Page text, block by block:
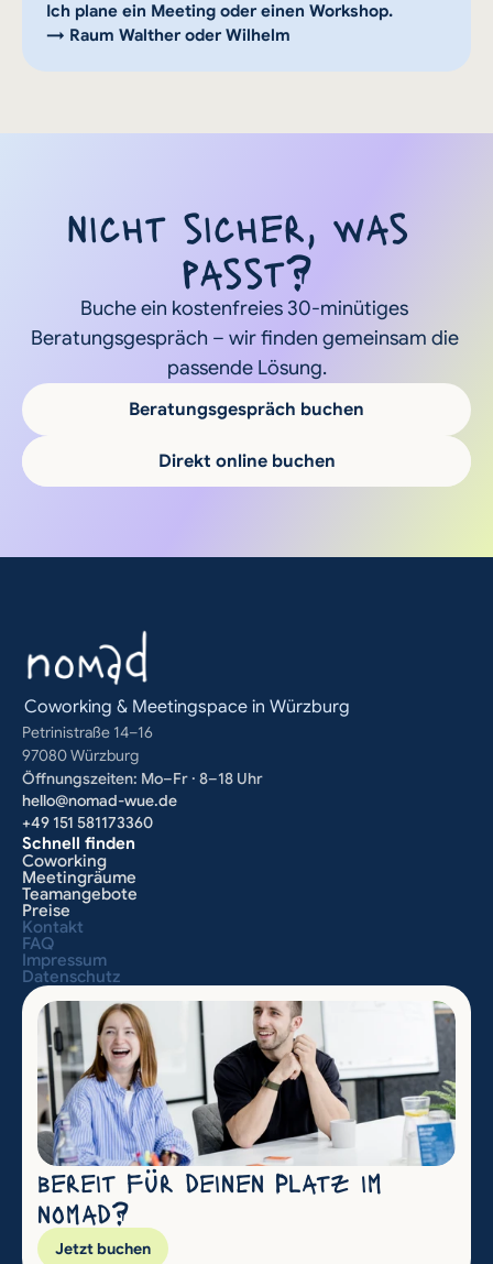
Ich plane ein Meeting oder einen Workshop.
→ Raum Walther oder Wilhelm
nicht sicher, was
passt?
Buche ein kostenfreies 30-minütiges
Beratungsgespräch – wir finden gemeinsam die
passende Lösung.
Beratungsgespräch buchen
Direkt online buchen
Coworking & Meetingspace in Würzburg
Petrinistraße 14–16
97080 Würzburg
Öffnungszeiten: Mo–Fr · 8–18 Uhr
hello@nomad-wue.de
+49 151 581173360
Schnell finden
Coworking
Meetingräume
Teamangebote
Preise
Kontakt
FAQ
Impressum
Datenschutz
bereit für deinen Platz im
nomad?
Jetzt buchen